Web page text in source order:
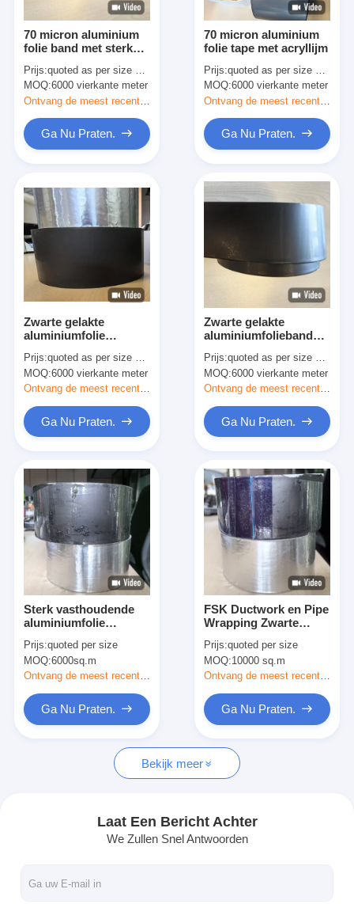
Producten
Ongeveer ons
Fabrieksreis
Kwaliteitscontrole
Zelfklevende Isolatieband
De Isolatieband van de glasdoek
Hittebestendige Isolatieband
De Plakband van de Polyimidefilm
Aluminiumfolie Plakband
70 micron aluminium
folie band met sterke
Prijs:quoted as per size and quantity
MOQ:6000 vierkante meter
Ontvang de meest recente Prijs
Ga Nu Praten.
70 micron aluminium
folie tape met acryllijm
Prijs:quoted as per size and quantity
MOQ:6000 vierkante meter
Ga Nu Praten.
Zwarte gelakte
aluminiumfolie
geconfronteerde
leidingen
Prijs:quoted as per size and quantity
MOQ:6000 vierkante meter
Ontvang de meest recente Prijs
Ga Nu Praten.
Zwarte gelakte
aluminiumfolieband
buizen
Prijs:quoted as per size and quantity
MOQ:6000 vierkante meter
Ontvang de meest recente Prijs
Ga Nu Praten.
Sterk vasthoudende
aluminiumfolie
geconfronteerd
leidingwerk en buis
isolatie
Prijs:quoted per size
MOQ:6000sq.m
Ontvang de meest recente Prijs
Ga Nu Praten.
FSK Ductwork en Pipe
Wrapping Zwarte
met oplosmiddel
acryllijm
Prijs:quoted per size
MOQ:10000 sq.m
Ontvang de meest recente Prijs
Ga Nu Praten.
Bekijk meer
Laat Een Bericht Achter
We Zullen Snel Antwoorden